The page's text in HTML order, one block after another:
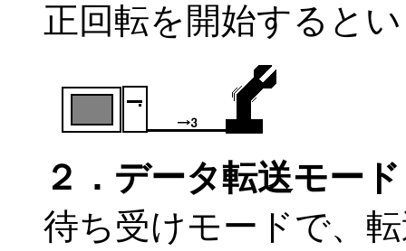
正回転を開始すると
２．データ転送モード
待ち受けモードで、